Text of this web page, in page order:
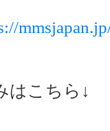
はこちら↓